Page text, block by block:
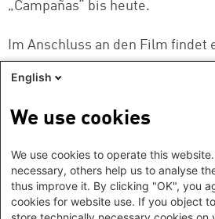
„Campañas“ bis heute.
Im Anschluss an den Film findet
Heinrich-Böll-Stiftung -
English
We use cookies
We use cookies to operate this
necessary, others help us to analyse
thus improve it. By clicking "OK", you
cookies for website use. If you object